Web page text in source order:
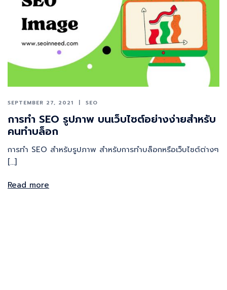
SEPTEMBER 27, 2021 SEO
การทำ SEO รูปภาพ บนเว็บไซต์อย่างง่ายสำหรับ
คนทำบล็อก
การทำ SEO สำหรับรูปภาพ สำหรับการทำบล็อกหรือเว็บไซต์ต่างๆ
[…]
Read more